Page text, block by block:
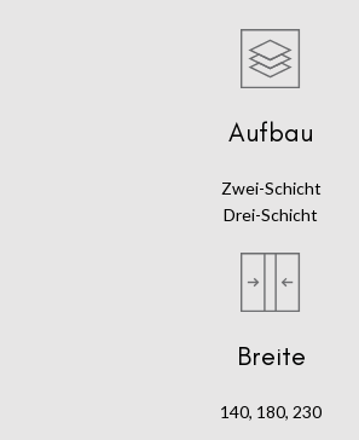
Aufbau
Zwei-Schicht
Drei-Schicht
Breite
140, 180, 230